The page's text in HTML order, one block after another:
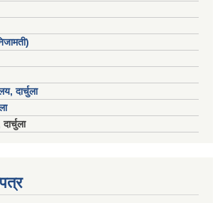
दार्चुला